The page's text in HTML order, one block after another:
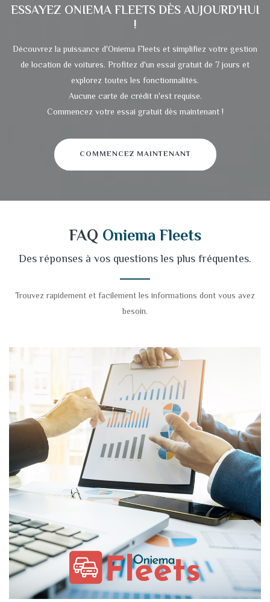
ESSAYEZ ONIEMA FLEETSDÈS AUJOURD'HUI
!
Découvrez la puissance d'Oniema Fleets et simplifiez votre gestion
de location de voitures. Profitez d'un essai gratuit de 7 jours et
explorez toutes les fonctionnalités.
Aucune carte de crédit n'est requise.
Commencez votre essai gratuit dès maintenant !
COMMENCEZ MAINTENANT
FAQ Oniema Fleets
Des réponses à vos questions les plus fréquentes.
Trouvez rapidement et facilement les informations dont vous avez
besoin.